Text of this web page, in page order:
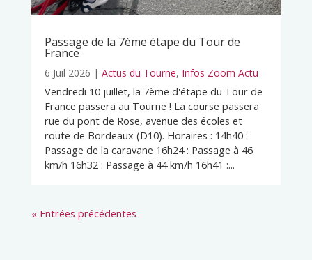
Passage de la 7ème étape du Tour de
France
6 Juil 2026 | Actus du Tourne, Infos Zoom Actu
Vendredi 10 juillet, la 7ème d'étape du Tour de
France passera au Tourne ! La course passera
rue du pont de Rose, avenue des écoles et
route de Bordeaux (D10). Horaires : 14h40 :
Passage de la caravane 16h24 : Passage à 46
km/h 16h32 : Passage à 44 km/h 16h41 :...
« Entrées précédentes